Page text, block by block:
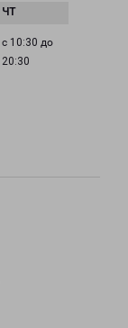
с 10:30 до
20:30